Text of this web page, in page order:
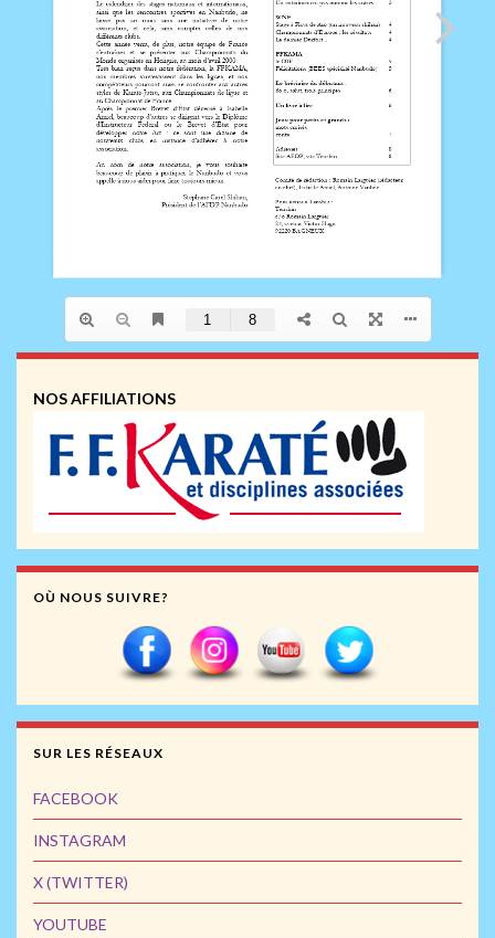
NOS AFFILIATIONS
OÙ NOUS SUIVRE?
SUR LES RÉSEAUX
FACEBOOK
INSTAGRAM
X (TWITTER)
YOUTUBE